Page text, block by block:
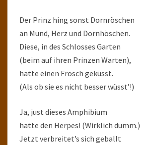
Der Prinz hing sonst Dornröschen
an Mund, Herz und Dornhöschen.
Diese, in des Schlosses Garten
(beim auf ihren Prinzen Warten),
hatte einen Frosch geküsst.
(Als ob sie es nicht besser wüsst’!)
Ja, just dieses Amphibium
hatte den Herpes! (Wirklich dumm.)
Jetzt verbreitet’s sich geballt